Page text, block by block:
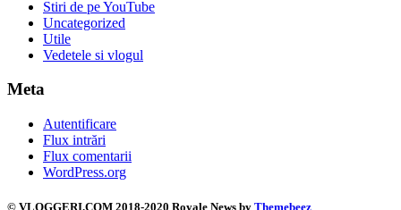
Stiri de pe YouTube
Uncategorized
Utile
Vedetele si vlogul
Meta
Autentificare
Flux intrări
Flux comentarii
WordPress.org
©️ VLOGGERI.COM 2018-2020 Royale News by Themebeez